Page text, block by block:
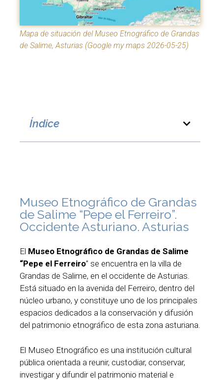
Mapa de situación del Museo Etnográfico de Grandas
de Salime, Asturias (Google my maps 2026-05-25)
Índice
Museo Etnográfico de Grandas
de Salime “Pepe el Ferreiro”.
Occidente Asturiano. Asturias
El Museo Etnográfico de Grandas de Salime
“Pepe el Ferreiro” se encuentra en la villa de
Grandas de Salime, en el occidente de Asturias.
Está situado en la avenida del Ferreiro, dentro del
núcleo urbano, y constituye uno de los principales
espacios dedicados a la conservación y difusión
del patrimonio etnográfico de esta zona asturiana.
El Museo Etnográfico es una institución cultural
pública orientada a reunir, custodiar, conservar,
investigar y difundir el patrimonio material e